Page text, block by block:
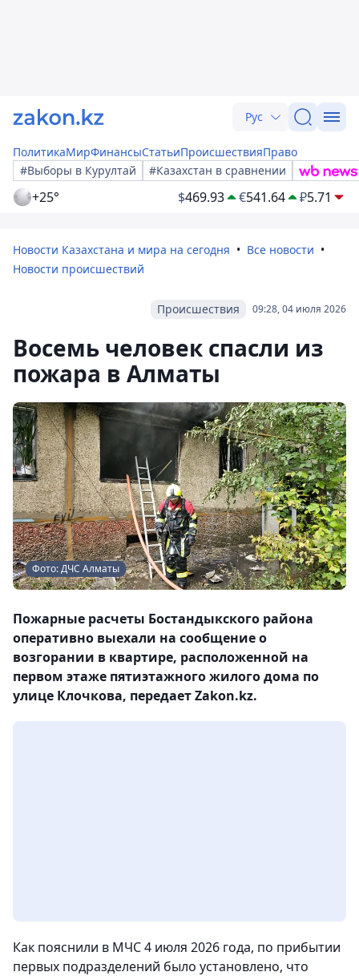
Рус
ПолитикаМирФинансыСтатьиПроисшествияПраво
#Выборы в Курултай
#Казахстан в сравнении
+25° $469.93 €541.64 ₽5.71
Новости Казахстана и мира на сегодня
Все новости
Новости происшествий
09:28, 04 июля 2026
Происшествия
Восемь человек спасли из
пожара в Алматы
Фото: ДЧС Алматы
Пожарные расчеты Бостандыкского района
оперативно выехали на сообщение о
возгорании в квартире, расположенной на
первом этаже пятиэтажного жилого дома по
улице Клочкова, передает Zakon.kz.
Как пояснили в МЧС 4 июля 2026 года, по прибытии
первых подразделений было установлено, что